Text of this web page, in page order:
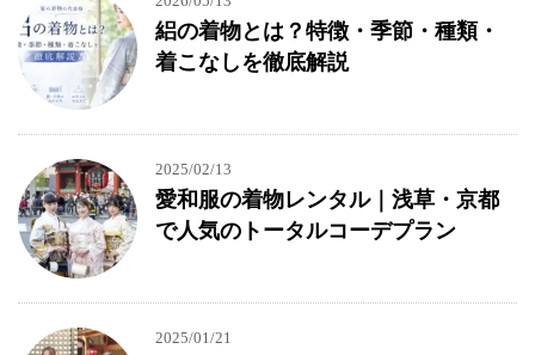
絽の着物とは？特徴・季節・種類・
着こなしを徹底解説
2025/02/13
愛和服の着物レンタル｜浅草・京都
で人気のトータルコーデプラン
2025/01/21